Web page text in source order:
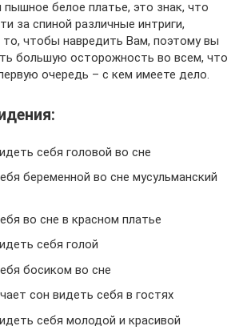
пышное белое платье, это знак, что
за спиной различные интриги,
то, чтобы навредить Вам, поэтому вы
большую осторожность во всем, что
очередь – с кем имеете дело.
себя головой во сне
беременной во сне мусульманский
во сне в красном платье
себя голой
босиком во сне
сон видеть себя в гостях
себя молодой и красивой